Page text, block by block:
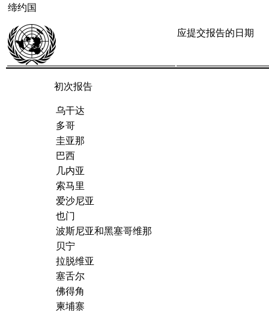
缔约国
应提交报告的日期
初次报告
乌干达
多哥
圭亚那
巴西
几内亚
索马里
爱沙尼亚
也门
波斯尼亚和黑塞哥维那
贝宁
拉脱维亚
塞舌尔
佛得角
柬埔寨